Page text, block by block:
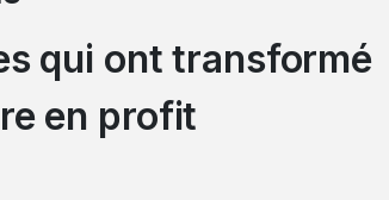
qui ont transformé
en profit